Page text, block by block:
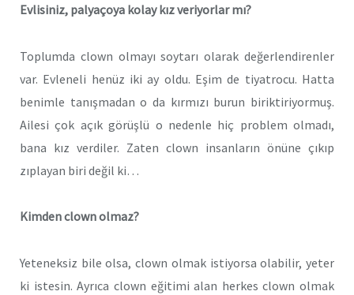
Evlisiniz, palyaçoya kolay kız veriyorlar mı?
Toplumda clown olmayı soytarı olarak değerlendirenler
var. Evleneli henüz iki ay oldu. Eşim de tiyatrocu. Hatta
benimle tanışmadan o da kırmızı burun biriktiriyormuş.
Ailesi çok açık görüşlü o nedenle hiç problem olmadı,
bana kız verdiler. Zaten clown insanların önüne çıkıp
zıplayan biri değil ki…
Kimden clown olmaz?
Yeteneksiz bile olsa, clown olmak istiyorsa olabilir, yeter
ki istesin. Ayrıca clown eğitimi alan herkes clown olmak